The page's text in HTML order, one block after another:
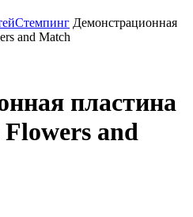
Стемпинг Демонстрационная
and Match
пластина
and